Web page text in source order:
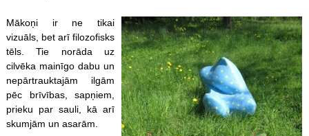
Mākoņi ir ne tikai
vizuāls, bet arī filozofisks
tēls. Tie norāda uz
cilvēka mainīgo dabu un
nepārtrauktajām ilgām
pēc brīvības, sapņiem,
prieku par sauli, kā arī
skumjām un asarām.